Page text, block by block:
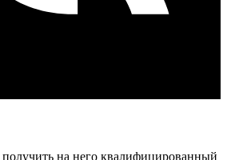
получить на него квалифицированный